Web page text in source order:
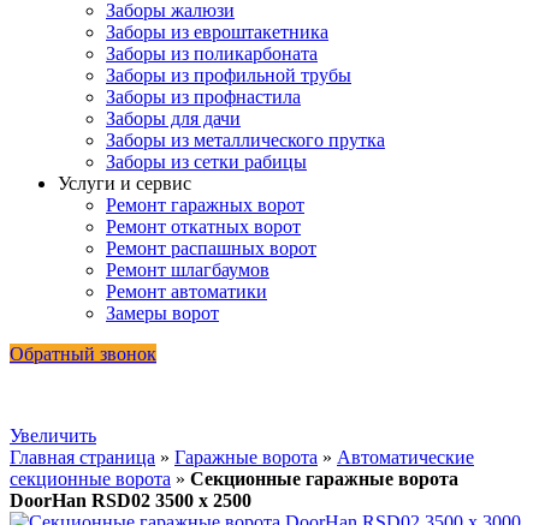
Заборы жалюзи
Заборы из евроштакетника
Заборы из поликарбоната
Заборы из профильной трубы
Заборы из профнастила
Заборы для дачи
Заборы из металлического прутка
Заборы из сетки рабицы
Услуги и сервис
Ремонт гаражных ворот
Ремонт откатных ворот
Ремонт распашных ворот
Ремонт шлагбаумов
Ремонт автоматики
Замеры ворот
Обратный звонок
Увеличить
Главная страница » Гаражные ворота » Автоматические
секционные ворота » Секционные гаражные ворота
DoorHan RSD02 3500 х 2500